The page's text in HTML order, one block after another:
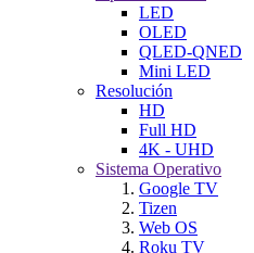
LED
OLED
QLED-QNED
Mini LED
Resolución
HD
Full HD
4K - UHD
Sistema Operativo
Google TV
Tizen
Web OS
Roku TV